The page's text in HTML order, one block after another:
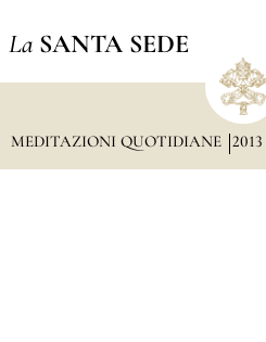
La SANTA SEDE
MEDITAZIONI QUOTIDIANE 2013